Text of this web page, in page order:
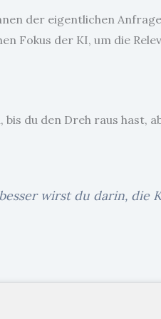
der eigentlichen
Fokus der KI, um die
du den Dreh raus hast,
wirst du darin, die